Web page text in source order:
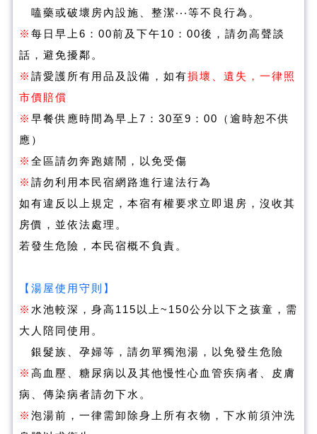
嗑藥或破壞房內設施、整潔‧‧‧等不良行為。
※ 每日早上6：00前及下午10：00後，請勿高聲談
話，避免擾鄰。
※ 請愛護所有用品及設備，如有損壞、遺失，一律照
市價賠償
※ 早餐供應時間為早上7：30至9：00（逾時恕不供
應）
※ 全區請勿奔跑嬉鬧，以免受傷
※ 請勿利用本民宿網路進行違法行為
如有違反以上規定，本宿有權要求立即退房，沒收其
房價，並依法處理。
若發生危險，本民宿概不負責。
【 湯屋使用守則 】
※ 水池較深，身高115以上~150公分以下之孩童，需
大人陪同使用。
銀髮族、孕婦等，請勿單獨泡湯，以免發生危險
※ 高血壓、糖尿病以及其他慢性心血管疾病者、皮膚
病、傳染病者請勿下水。
※ 泡湯前，一律需卸除身上所有衣物，下水前須沖洗